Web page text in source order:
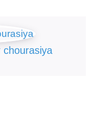
chourasiya